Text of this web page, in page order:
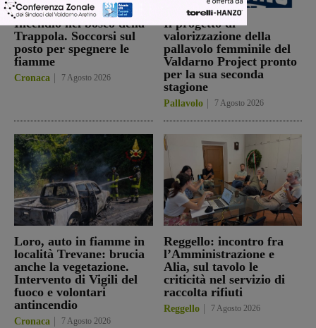
Incendio nel bosco della
Trappola. Soccorsi sul
posto per spegnere le
fiamme
Cronaca 7 Agosto 2026
Il progetto di
valorizzazione della
pallavolo femminile del
Valdarno Project pronto
per la sua seconda
stagione
Pallavolo 7 Agosto 2026
Loro, auto in fiamme in
località Trevane: brucia
anche la vegetazione.
Intervento di Vigili del
fuoco e volontari
antincendio
Cronaca 7 Agosto 2026
Reggello: incontro fra
l’Amministrazione e
Alia, sul tavolo le
criticità nel servizio di
raccolta rifiuti
Reggello 7 Agosto 2026